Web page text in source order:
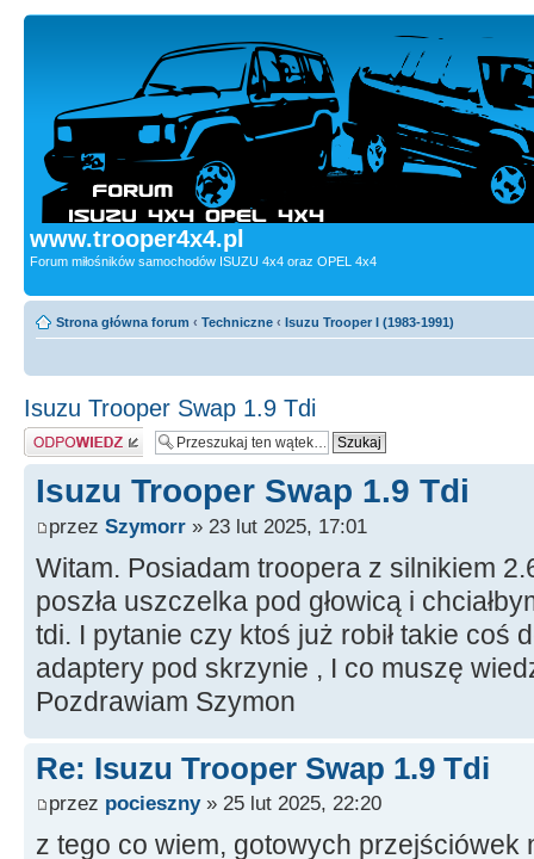
www.trooper4x4.pl
Forum miłośników samochodów ISUZU 4x4 oraz OPEL 4x4
Strona główna forum ‹ Techniczne ‹ Isuzu Trooper I (1983-1991)
Isuzu Trooper Swap 1.9 Tdi
Odpowiedz
Isuzu Trooper Swap 1.9 Tdi
przez Szymorr » 23 lut 2025, 17:01
Witam. Posiadam troopera z silnikiem
poszła uszczelka pod głowicą i
tdi. I pytanie czy ktoś już robił takie coś
adaptery pod skrzynie , I co muszę
Pozdrawiam Szymon
Re: Isuzu Trooper Swap 1.9 Tdi
przez pocieszny» 25 lut 2025, 22:20
z tego co wiem, gotowych przejściówek